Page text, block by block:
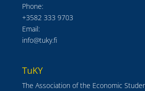
Phone:
+3582 333 9703
Email:
info@tuky.fi
TuKY
The Association of the Economic